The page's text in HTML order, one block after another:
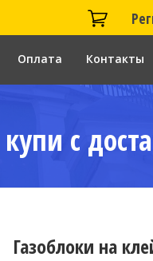
Оплата Контакты
с
Газоблоки на